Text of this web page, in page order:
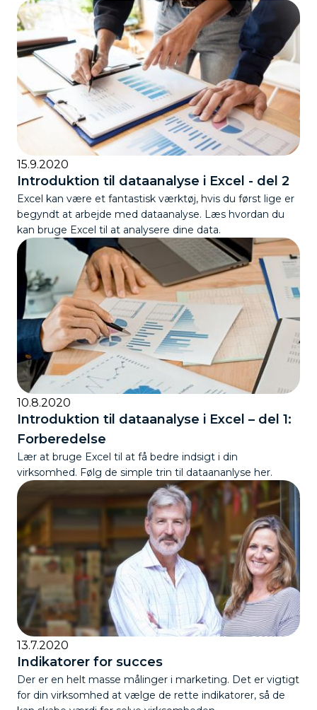
15.9.2020
Introduktion til dataanalyse i Excel - del 2
Excel kan være et fantastisk værktøj, hvis du først lige er
begyndt at arbejde med dataanalyse. Læs hvordan du
kan bruge Excel til at analysere dine data.
10.8.2020
Introduktion til dataanalyse i Excel – del 1:
Forberedelse
Lær at bruge Excel til at få bedre indsigt i din
virksomhed. Følg de simple trin til dataananlyse her.
13.7.2020
Indikatorer for succes
Der er en helt masse målinger i marketing. Det er vigtigt
for din virksomhed at vælge de rette indikatorer, så de